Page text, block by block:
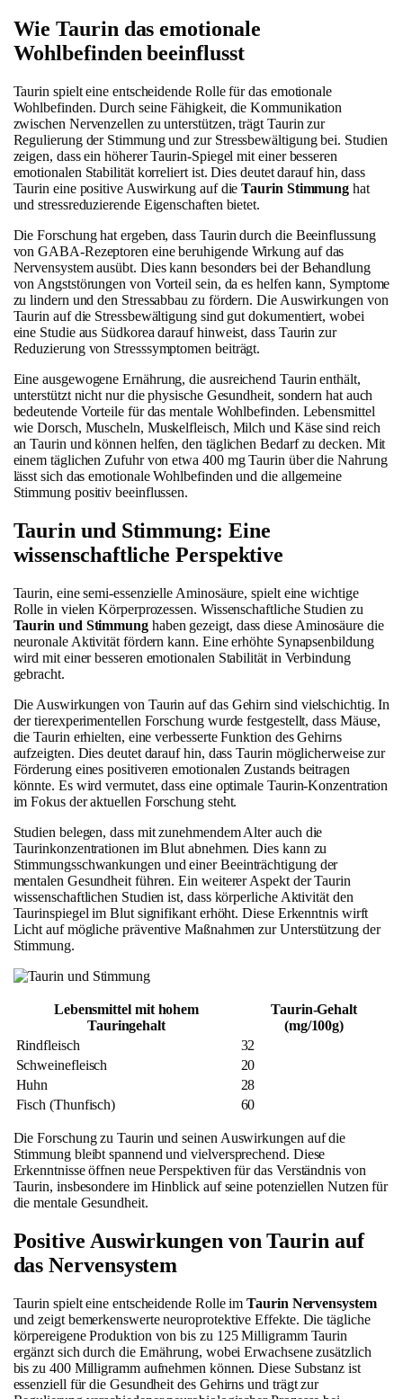
Wie Taurin das emotionale
Wohlbefinden beeinflusst
Taurin spielt eine entscheidende Rolle für das emotionale
Wohlbefinden. Durch seine Fähigkeit, die Kommunikation
zwischen Nervenzellen zu unterstützen, trägt Taurin zur
Regulierung der Stimmung und zur Stressbewältigung bei. Studien
zeigen, dass ein höherer Taurin-Spiegel mit einer besseren
emotionalen Stabilität korreliert ist. Dies deutet darauf hin, dass
Taurin eine positive Auswirkung auf dieTaurin Stimmung hat
und stressreduzierende Eigenschaften bietet.
Die Forschung hat ergeben, dass Taurin durch die Beeinflussung
von GABA-Rezeptoren eine beruhigende Wirkung auf das
Nervensystem ausübt. Dies kann besonders bei der Behandlung
von Angststörungen von Vorteil sein, da es helfen kann, Symptome
zu lindern und den Stressabbau zu fördern. Die Auswirkungen von
Taurin auf die Stressbewältigung sind gut dokumentiert, wobei
eine Studie aus Südkorea darauf hinweist, dass Taurin zur
Reduzierung von Stresssymptomen beiträgt.
Eine ausgewogene Ernährung, die ausreichend Taurin enthält,
unterstützt nicht nur die physische Gesundheit, sondern hat auch
bedeutende Vorteile für das mentale Wohlbefinden. Lebensmittel
wie Dorsch, Muscheln, Muskelfleisch, Milch und Käse sind reich
an Taurin und können helfen, den täglichen Bedarf zu decken. Mit
einem täglichen Zufuhr von etwa 400 mg Taurin über die Nahrung
lässt sich das emotionale Wohlbefinden und die allgemeine
Stimmung positiv beeinflussen.
Taurin und Stimmung: Eine
wissenschaftliche Perspektive
Taurin, eine semi-essenzielle Aminosäure, spielt eine wichtige
Rolle in vielen Körperprozessen. Wissenschaftliche Studien zu
Taurin und Stimmunghaben gezeigt, dass diese Aminosäure die
neuronale Aktivität fördern kann. Eine erhöhte Synapsenbildung
wird mit einer besseren emotionalen Stabilität in Verbindung
gebracht.
Die Auswirkungen von Taurin auf das Gehirn sind vielschichtig. In
der tierexperimentellen Forschung wurde festgestellt, dass Mäuse,
die Taurin erhielten, eine verbesserte Funktion des Gehirns
aufzeigten. Dies deutet darauf hin, dass Taurin möglicherweise zur
Förderung eines positiveren emotionalen Zustands beitragen
könnte. Es wird vermutet, dass eine optimale Taurin-Konzentration
im Fokus der aktuellen Forschung steht.
Studien belegen, dass mit zunehmendem Alter auch die
Taurinkonzentrationen im Blut abnehmen. Dies kann zu
Stimmungsschwankungen und einer Beeinträchtigung der
mentalen Gesundheit führen. Ein weiterer Aspekt der Taurin
wissenschaftlichen Studien ist, dass körperliche Aktivität den
Taurinspiegel im Blut signifikant erhöht. Diese Erkenntnis wirft
Licht auf mögliche präventive Maßnahmen zur Unterstützung der
Stimmung.
Lebensmittel mit hohem
Tauringehalt
Taurin-Gehalt
(mg/100g)
Rindfleisch
32
Schweinefleisch
20
Huhn
28
Fisch (Thunfisch)
60
Die Forschung zu Taurin und seinen Auswirkungen auf die
Stimmung bleibt spannend und vielversprechend. Diese
Erkenntnisse öffnen neue Perspektiven für das Verständnis von
Taurin, insbesondere im Hinblick auf seine potenziellen Nutzen für
die mentale Gesundheit.
Positive Auswirkungen von Taurin auf
das Nervensystem
Taurin spielt eine entscheidende Rolle imTaurin Nervensystem
und zeigt bemerkenswerte neuroprotektive Effekte. Die tägliche
körpereigene Produktion von bis zu 125 Milligramm Taurin
ergänzt sich durch die Ernährung, wobei Erwachsene zusätzlich
bis zu 400 Milligramm aufnehmen können. Diese Substanz ist
essenziell für die Gesundheit des Gehirns und trägt zur